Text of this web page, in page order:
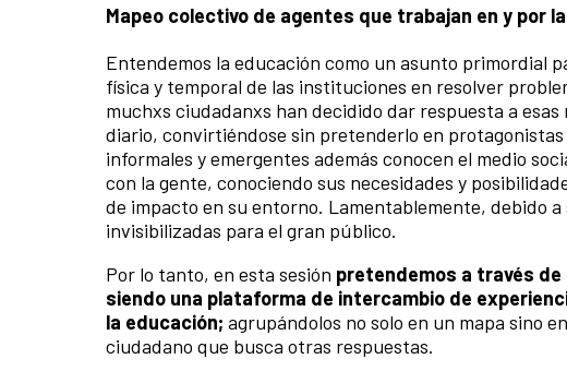
Mapeo colectivo de agentes que trabajan en y por
Entendemos la educación como un asunto primordial
física y temporal de las instituciones en resolver
muchxs ciudadanxs han decidido dar respuesta a
diario, convirtiéndose sin pretenderlo en
informales y emergentes además conocen el medio
con la gente, conociendo sus necesidades y
de impacto en su entorno. Lamentablemente, debido
invisibilizadas para el gran público.
Por lo tanto, en esta sesión pretendemos a través
siendo una plataforma de intercambio de
la educación; agrupándolos no solo en un mapa sino
ciudadano que busca otras respuestas.